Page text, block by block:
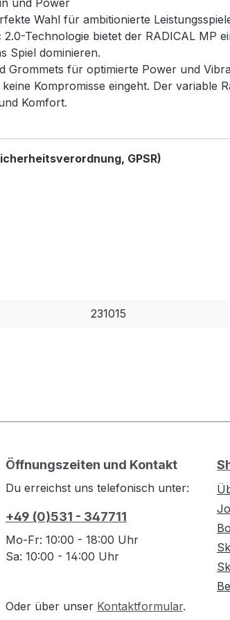
und Power
Wahl für ambitionierte
Technologie bietet der RADICAL
Spiel dominieren.
Grommets für optimierte Power und
Kompromisse eingeht. Der
Komfort.
GPSR)
231015
Öffnungszeiten und Kontakt
Du erreichst uns telefonisch unter:
+49 (0)531 - 347711
Mo-Fr: 10:00 - 18:00 Uhr
Sa: 10:00 - 14:00 Uhr
Oder über unser Kontaktformular.